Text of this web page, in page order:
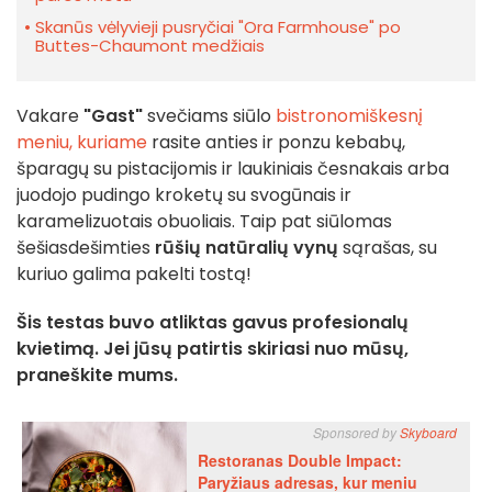
Skanūs vėlyvieji pusryčiai "Ora Farmhouse" po
Buttes-Chaumont medžiais
Vakare "Gast"svečiams siūlo bistronomiškesnį
meniu, kuriame rasite anties ir ponzu kebabų,
šparagų su pistacijomis ir laukiniais česnakais arba
juodojo pudingo kroketų su svogūnais ir
karamelizuotais obuoliais. Taip pat siūlomas
šešiasdešimties rūšių natūralių vynų sąrašas, su
kuriuo galima pakelti tostą!
Šis testas buvo atliktas gavus profesionalų
kvietimą. Jei jūsų patirtis skiriasi nuo mūsų,
praneškite mums.